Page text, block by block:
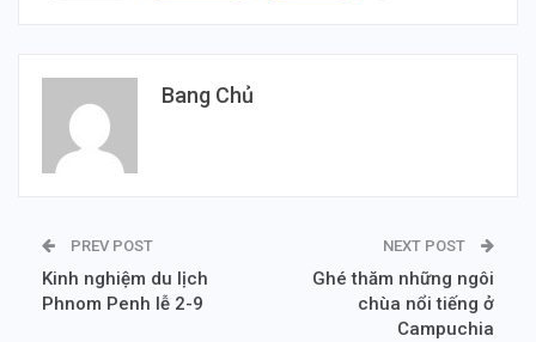
Bang Chủ
PREV POST
Kinh nghiệm du lịch
Phnom Penh lễ 2-9
NEXT POST
Ghé thăm những ngôi
chùa nổi tiếng ở
Campuchia